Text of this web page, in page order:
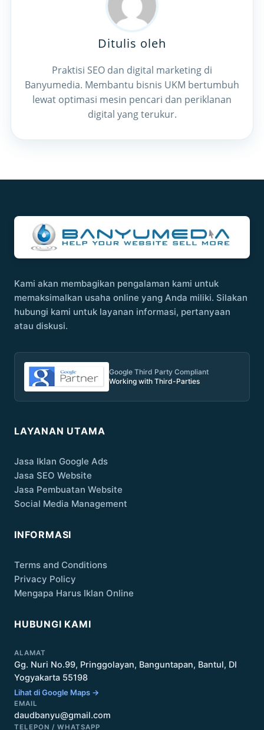
Ditulis oleh
Praktisi SEO dan digital marketing di
Banyumedia. Membantu bisnis UKM bertumbuh
lewat optimasi mesin pencari dan periklanan
digital yang terukur.
Kami akan membagikan pengalaman kami untuk
memaksimalkan usaha online yang Anda miliki. Silakan
hubungi kami untuk layanan informasi, pertanyaan
atau diskusi.
Google Third Party Compliant
Working with Third-Parties
LAYANAN UTAMA
Jasa Iklan Google Ads
Jasa SEO Website
Jasa Pembuatan Website
Social Media Management
INFORMASI
Terms and Conditions
Privacy Policy
Mengapa Harus Iklan Online
HUBUNGI KAMI
ALAMAT
Gg. Nuri No.99, Pringgolayan, Banguntapan, Bantul, DI
Yogyakarta 55198
Lihat di Google Maps →
EMAIL
daudbanyu@gmail.com
TELEPON / WHATSAPP